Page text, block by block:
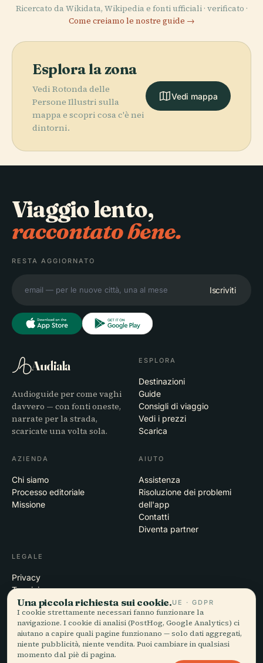
Ricercato da Wikidata, Wikipedia e fonti ufficiali · verificato ·
Come creiamo le nostre guide →
Esplora la zona
Vedi Rotonda delle
Persone Illustri sulla
mappa e scopri cosa c'è nei
dintorni.
Vedi mappa
Viaggio lento,
raccontato bene.
RESTA AGGIORNATO
Iscriviti
Audiala
Audioguide per come vaghi
davvero — con fonti oneste,
narrate per la strada,
scaricate una volta sola.
ESPLORA
Destinazioni
Guide
Consigli di viaggio
Vedi i prezzi
Scarica
AZIENDA
Chi siamo
Processo editoriale
Missione
AIUTO
Assistenza
Risoluzione dei problemi
dell'app
Contatti
Diventa partner
LEGALE
Privacy
Termini
Impostazioni cookie
Elimina account
Una piccola richiesta sui cookie.UE · GDPR
I cookie strettamente necessari fanno funzionare la
navigazione. I cookie di analisi (PostHog, Google Analytics) ci
aiutano a capire quali pagine funzionano — solo dati aggregati,
niente pubblicità, niente vendita. Puoi cambiare in qualsiasi
momento dal piè di pagina.